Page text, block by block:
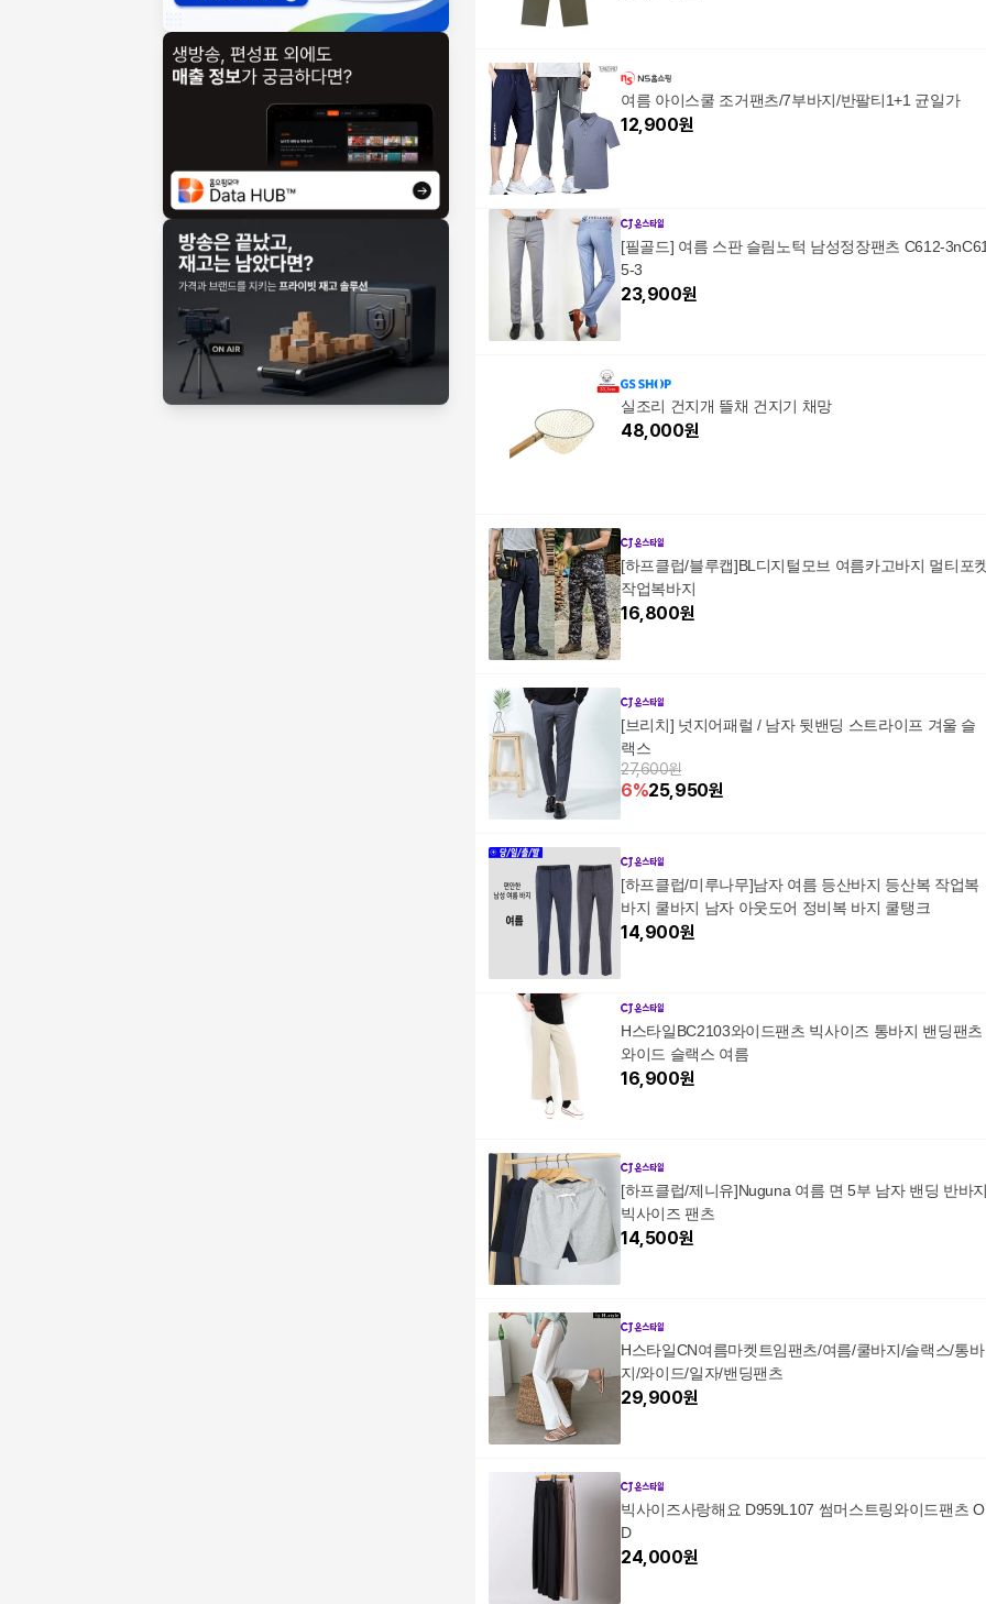
여름 아이스쿨 조거팬츠/7부바지/반팔티1+1 균일가
12,900원
[필골드] 여름 스판 슬림노턱 남성정장팬츠 C612-
5-3
23,900원
실조리 건지개 뜰채 건지기 채망
48,000원
[하프클럽/블루캡]BL디지털모브 여름카고바지 멀티포
작업복바지
16,800원
[브리치] 넛지어패럴 / 남자 뒷밴딩 스트라이프 겨울 슬
랙스
27,600원
6%25,950원
[하프클럽/미루나무]남자 여름 등산바지 등산복 작업복
바지 쿨바지 남자 아웃도어 정비복 바지 쿨탱크
14,900원
H스타일BC2103와이드팬츠 빅사이즈 통바지 밴딩팬츠
와이드 슬랙스 여름
16,900원
[하프클럽/제니유]Nuguna 여름 면 5부 남자 밴딩 반바
빅사이즈 팬츠
14,500원
H스타일CN여름마켓트임팬츠/여름/쿨바지/슬랙스/통바
지/와이드/일자/밴딩팬츠
29,900원
빅사이즈사랑해요 D959L107 썸머스트링와이드팬츠 O
D
24,000원